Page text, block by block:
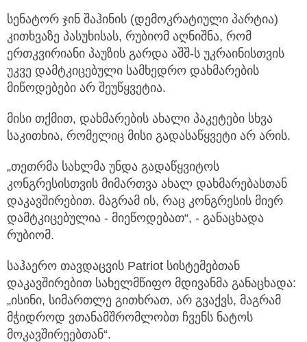
სენატორ ჯინ შაჰინის (დემოკრატიული პარტია)
კითხვაზე პასუხისას, რუბიომ აღნიშნა, რომ
ერთკვირიანი პაუზის გარდა აშშ-ს უკრაინისთვის
უკვე დამტკიცებული სამხედრო დახმარების
მიწოდებები არ შეუწყვეტია.
მისი თქმით, დახმარების ახალი პაკეტები სხვა
საკითხია, რომელიც მისი გადასაწყვეტი არ არის.
„თეთრმა სახლმა უნდა გადაწყვიტოს
კონგრესისთვის მიმართვა ახალ დახმარებასთან
დაკავშირებით. მაგრამ ის, რაც კონგრესის მიერ
დამტკიცებულია - მიეწოდებათ“, - განაცხადა
რუბიომ.
საჰაერო თავდაცვის Patriot სისტემებთან
დაკავშირებით სახელმწიფო მდივანმა განაცხადა:
„ისინი, სიმართლე გითხრათ, არ გვაქვს, მაგრამ
მჭიდროდ ვთანამშრომლობთ ჩვენს ნატოს
მოკავშირეებთან“.